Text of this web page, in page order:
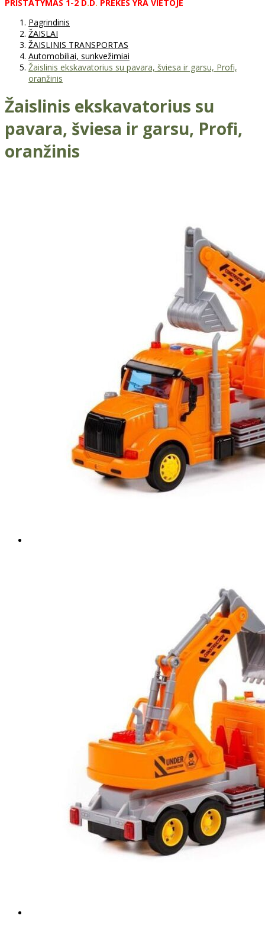
PRISTATYMAS 1-2 D. D. PREKĖS YRA VIETOJE
Pagrindinis
ŽAISLAI
ŽAISLINIS TRANSPORTAS
Automobiliai, sunkvežimiai
Žaislinis ekskavatorius su pavara, šviesa ir garsu, Profi,
oranžinis
Žaislinis ekskavatorius su
pavara, šviesa ir garsu, Profi,
oranžinis